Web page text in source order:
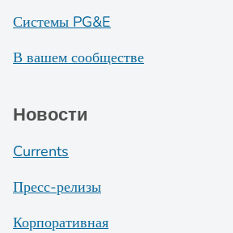
Системы PG&E
В вашем сообществе
Новости
Currents
Пресс-релизы
Корпоративная